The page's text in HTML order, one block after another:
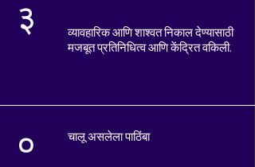
३
व्यावहारिक आणि शाश्वत निकाल देण्यासाठी
मजबूत प्रतिनिधित्व आणि केंद्रित वकिली.
०
चालू असलेला पाठिंबा